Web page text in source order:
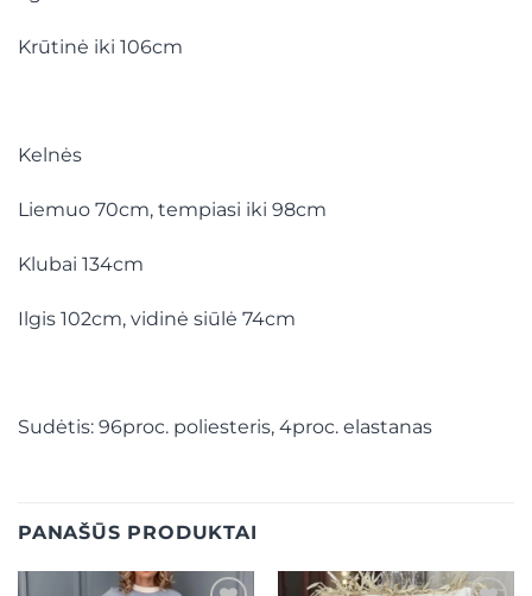
Krūtinė iki 106cm
Kelnės
Liemuo 70cm, tempiasi iki 98cm
Klubai 134cm
Ilgis 102cm, vidinė siūlė 74cm
Sudėtis: 96proc. poliesteris, 4proc. elastanas
PANAŠŪS PRODUKTAI